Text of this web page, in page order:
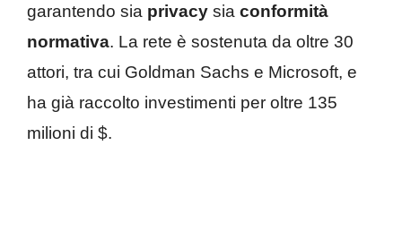
garantendo sia privacy sia conformità
normativa. La rete è sostenuta da oltre 30
attori, tra cui Goldman Sachs e Microsoft, e
ha già raccolto investimenti per oltre 135
milioni di $.